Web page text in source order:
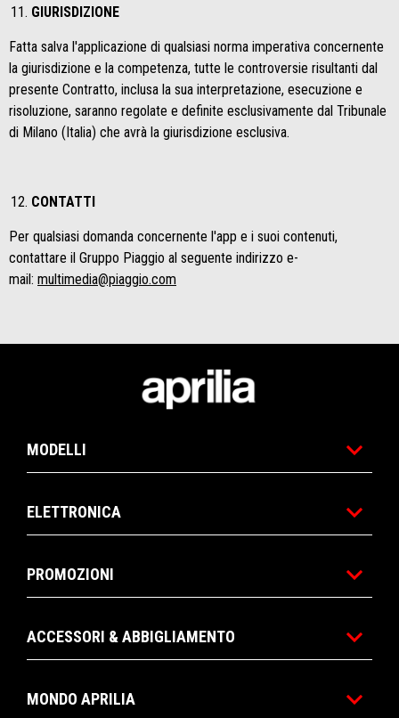
GIURISDIZIONE
Fatta salva l'applicazione di qualsiasi norma imperativa concernente
la giurisdizione e la competenza, tutte le controversie risultanti dal
presente Contratto, inclusa la sua interpretazione, esecuzione e
risoluzione, saranno regolate e definite esclusivamente dal Tribunale
di Milano (Italia) che avrà la giurisdizione esclusiva.
CONTATTI
Per qualsiasi domanda concernente l'app e i suoi contenuti,
contattare il Gruppo Piaggio al seguente indirizzo e-
mail: multimedia@piaggio.com
MODELLI
ELETTRONICA
PROMOZIONI
ACCESSORI & ABBIGLIAMENTO
MONDO APRILIA